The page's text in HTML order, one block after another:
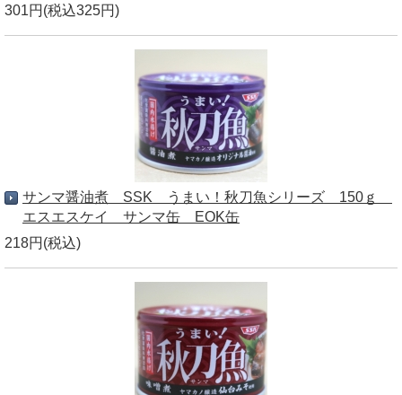
301円(税込325円)
サンマ醤油煮 SSK うまい！秋刀魚シリーズ 150ｇ
エスエスケイ サンマ缶 EOK缶
218円(税込)